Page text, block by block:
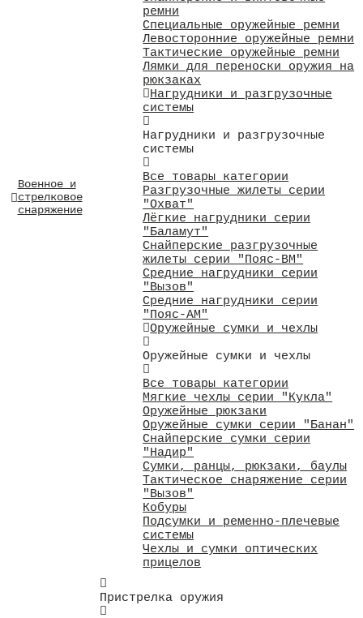
Военное и
стрелковое
снаряжение
ремни
Специальные оружейные ремни
Левосторонние оружейные ремни
Тактические оружейные ремни
Лямки для переноски оружия на
рюкзаках
Нагрудники и разгрузочные
системы
Нагрудники и разгрузочные
системы
Все товары категории
Разгрузочные жилеты серии
"Охват"
Лёгкие нагрудники серии
"Баламут"
Снайперские разгрузочные
жилеты серии "Пояс-ВМ"
Средние нагрудники серии
"Вызов"
Средние нагрудники серии
"Пояс-АМ"
Оружейные сумки и чехлы
Оружейные сумки и чехлы
Все товары категории
Мягкие чехлы серии "Кукла"
Оружейные рюкзаки
Оружейные сумки серии "Банан"
Снайперские сумки серии
"Надир"
Сумки, ранцы, рюкзаки, баулы
Тактическое снаряжение серии
"Вызов"
Кобуры
Подсумки и ременно-плечевые
системы
Чехлы и сумки оптических
прицелов
Пристрелка оружия